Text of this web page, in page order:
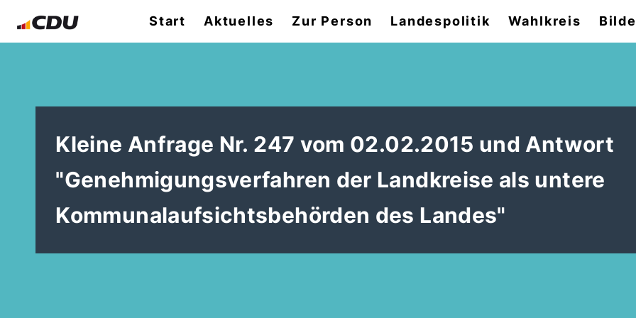
Start Aktuelles Zur Person Landespolitik Wahlkreis
Kleine Anfrage Nr. 247 vom 02.02.2015 und Antwort
"Genehmigungsverfahren der Landkreise als untere
Kommunalaufsichtsbehörden des Landes"